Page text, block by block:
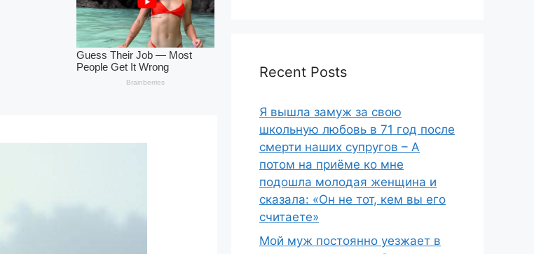
Recent Posts
Я вышла замуж за свою
школьную любовь в 71 год после
смерти наших супругов – А
потом на приёме ко мне
подошла молодая женщина и
сказала: «Он не тот, кем вы его
считаете»
Мой муж постоянно уезжает в